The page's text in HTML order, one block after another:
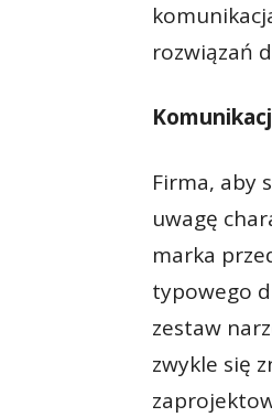
rozwiązań
Firma, aby
uwagę
marka
typowego
zestaw
zwykle się